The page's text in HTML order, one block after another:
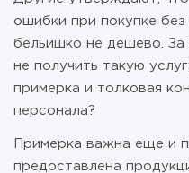
ошибки при покупке без
бельишко не дешево.
не получить такую
примерка и толковая
персонала?
Примерка важна еще и
предоставлена